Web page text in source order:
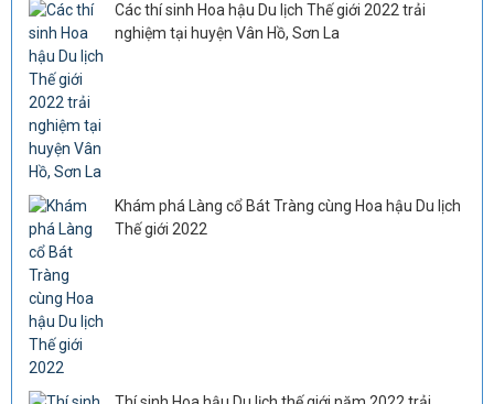
Các thí sinh Hoa hậu Du lịch Thế giới 2022 trải
nghiệm tại huyện Vân Hồ, Sơn La
Khám phá Làng cổ Bát Tràng cùng Hoa hậu Du lịch
Thế giới 2022